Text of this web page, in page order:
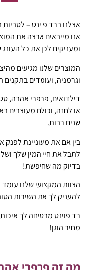
אצלנו ברד פוינט – לסביות
אנו מייבאים ארצה את
ומעניקים לכן את כל
המוצרים שלנו מגיעים
וגרמניה, ועומדים בתקנים
דילדואים, פרפרי אהבה,
או לחזה, וכולם מעוצבים
שנים רבות.
בין אם את מעוניינת לפנק
לתבל את חיי המין שלך
בדיוק מה שחיפשת!
הצוות המקצועי שלנו
להעניק לך את השירות
רד פוינט מבטיחה לך
מחיר הוגן!
מה זה פרפרי